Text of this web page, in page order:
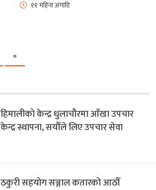
११ महिना अगाडि
»
हिमालीको केन्द्र धुलाचौरमा आँखा उपचार
केन्द्र स्थापना, सयौँले लिए उपचार सेवा
ठकुरी सहयोग सञ्जाल कतारको आठौँ